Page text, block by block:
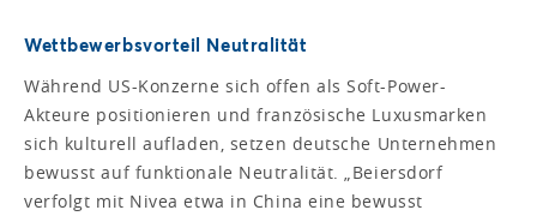
Wettbewerbsvorteil Neutralität
Während US-Konzerne sich offen als Soft-Power-
Akteure positionieren und französische Luxusmarken
sich kulturell aufladen, setzen deutsche Unternehmen
bewusst auf funktionale Neutralität. „Beiersdorf
verfolgt mit Nivea etwa in China eine bewusst